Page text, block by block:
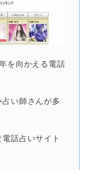
を向かえる電話
い師さんが多
話占いサイト